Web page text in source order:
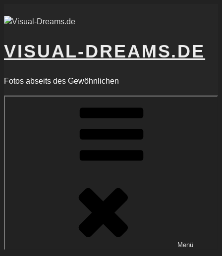
Inhalt
VISUAL-DREAMS.DE
Fotos abseits des Gewöhnlichen
Menü